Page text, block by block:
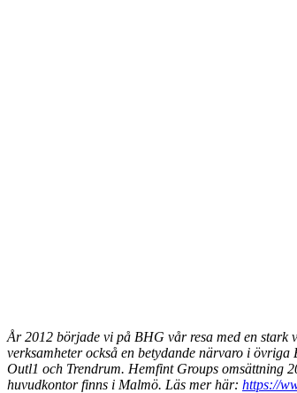
År 2012 började vi på BHG vår resa med en stark
verksamheter också en betydande närvaro i
Outl1 och Trendrum. Hemfint Groups omsättning
huvudkontor finns i Malmö. Läs mer här: https://